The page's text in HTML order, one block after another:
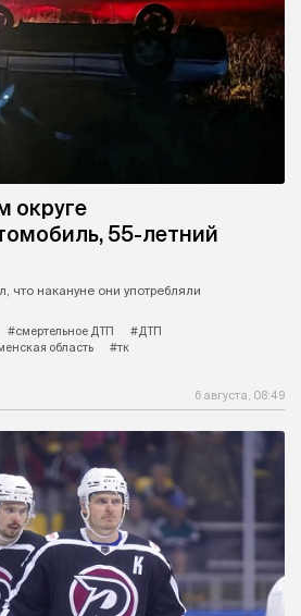
округе
55-летний
что накануне они употребляли
#смертельное ДТП
#ДТП
область #тк
6 августа, 08:49